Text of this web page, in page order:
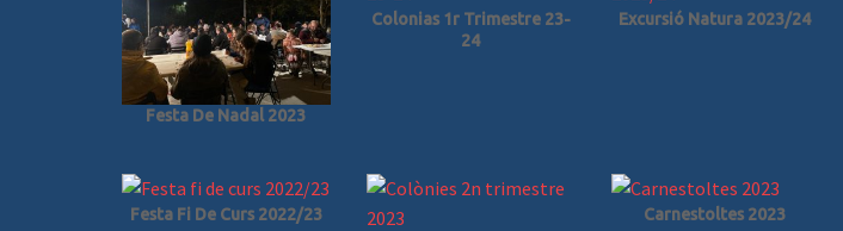
Festa De Nadal 2023
Colonias 1r Trimestre 23-
24
Excursió Natura 2023/24
Festa Fi De Curs 2022/23
Carnestoltes 2023